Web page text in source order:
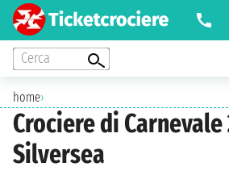
Cerca
home›
Crociere di Carnevale
Silversea